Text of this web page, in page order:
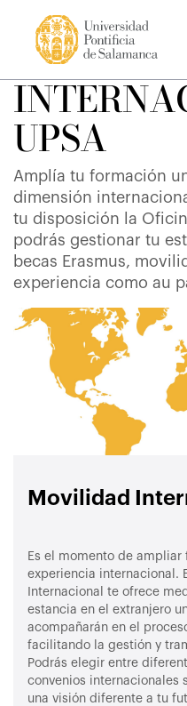
UPSA
Amplía tu formación
dimensión
tu disposición la
podrás gestionar tu
becas Erasmus,
experiencia como au
Movilidad
Es el momento de ampliar
experiencia internacional.
Internacional te ofrece
estancia en el extranjero
acompañarán en el
facilitando la gestión y
Podrás elegir entre
convenios internacionales
una visión diferente a tu